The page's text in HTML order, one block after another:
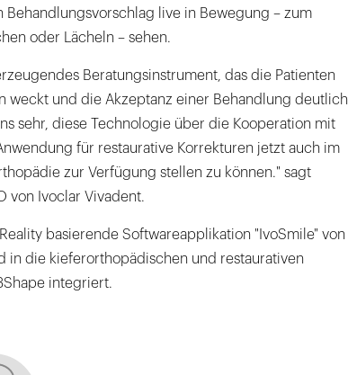
Behandlungsvorschlag live in Bewegung – zum
oder Lächeln – sehen.
Beratungsinstrument, das die Patienten
weckt und die Akzeptanz einer Behandlung deutlich
sehr, diese Technologie über die Kooperation mit
für restaurative Korrekturen jetzt auch im
zur Verfügung stellen zu können." sagt
von Ivoclar Vivadent.
basierende Softwareapplikation "IvoSmile" von
in die kieferorthopädischen und restaurativen
integriert.